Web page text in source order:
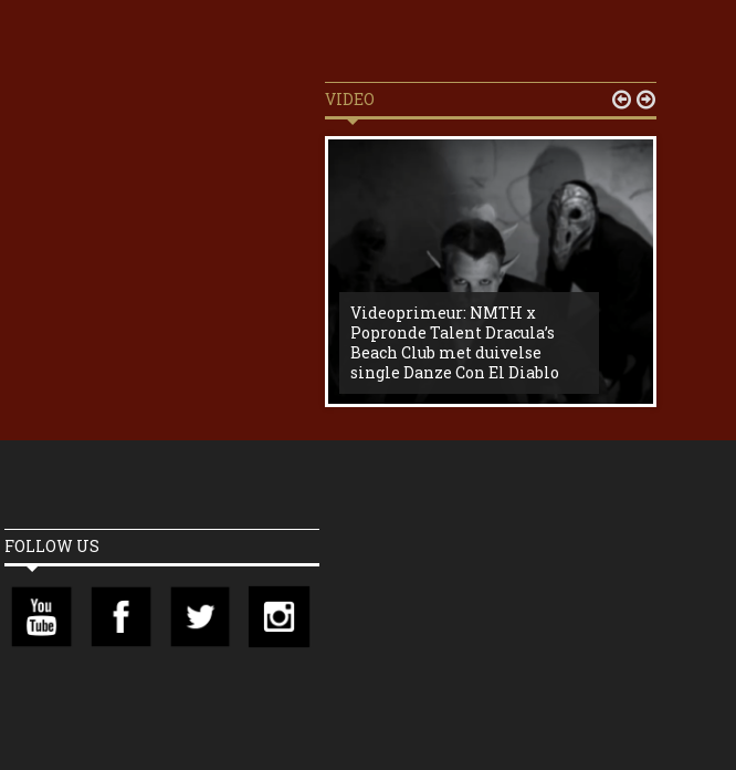
VIDEO
Videoprimeur: NMTH x
Popronde Talent Dracula’s
Beach Club met duivelse
single Danze Con El Diablo
 
FOLLOW US